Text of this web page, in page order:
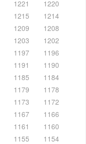
1221
1220
1215
1214
1209
1208
1203
1202
1197
1196
1191
1190
1185
1184
1179
1178
1173
1172
1167
1166
1161
1160
1155
1154